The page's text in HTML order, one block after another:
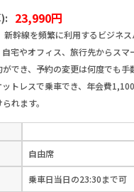
23,990円
新幹線を頻繁に利用するビジネ
宅やオフィス、旅行先からスマ
でき、予約の変更は何度でも手
ットレスで乗車でき、年会費
れます。
自由席
乗車日当日の23:30まで可